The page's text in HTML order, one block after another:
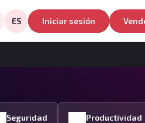
ES Iniciar sesión
Seguridad Productividad